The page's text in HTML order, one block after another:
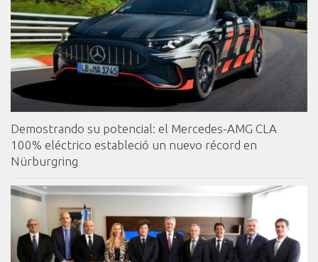
Demostrando su potencial: el Mercedes-AMG CLA
100% eléctrico estableció un nuevo récord en
Nürburgring